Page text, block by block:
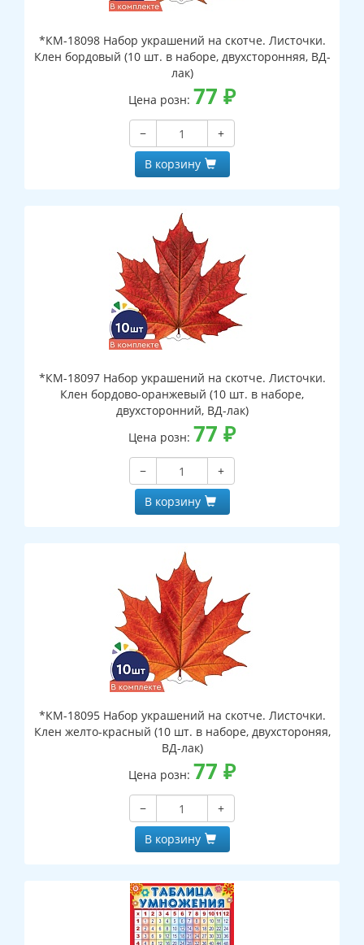
*КМ-18098 Набор украшений на скотче. Листочки.
Клен бордовый (10 шт. в наборе, двухсторонняя, ВД-
лак)
Цена розн: 77 ₽
−
+
В корзину
*КМ-18097 Набор украшений на скотче. Листочки.
Клен бордово-оранжевый (10 шт. в наборе,
двухсторонний, ВД-лак)
Цена розн: 77 ₽
−
+
В корзину
*КМ-18095 Набор украшений на скотче. Листочки.
Клен желто-красный (10 шт. в наборе, двухстороняя,
ВД-лак)
Цена розн: 77 ₽
−
+
В корзину